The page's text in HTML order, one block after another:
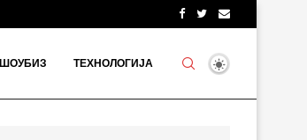
ШОУБИЗ ТЕХНОЛОГИЈА